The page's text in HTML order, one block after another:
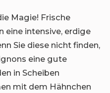
Magie! Frische
eine intensive, erdige
Sie diese nicht finden,
eine gute
in Scheiben
mit dem Hähnchen